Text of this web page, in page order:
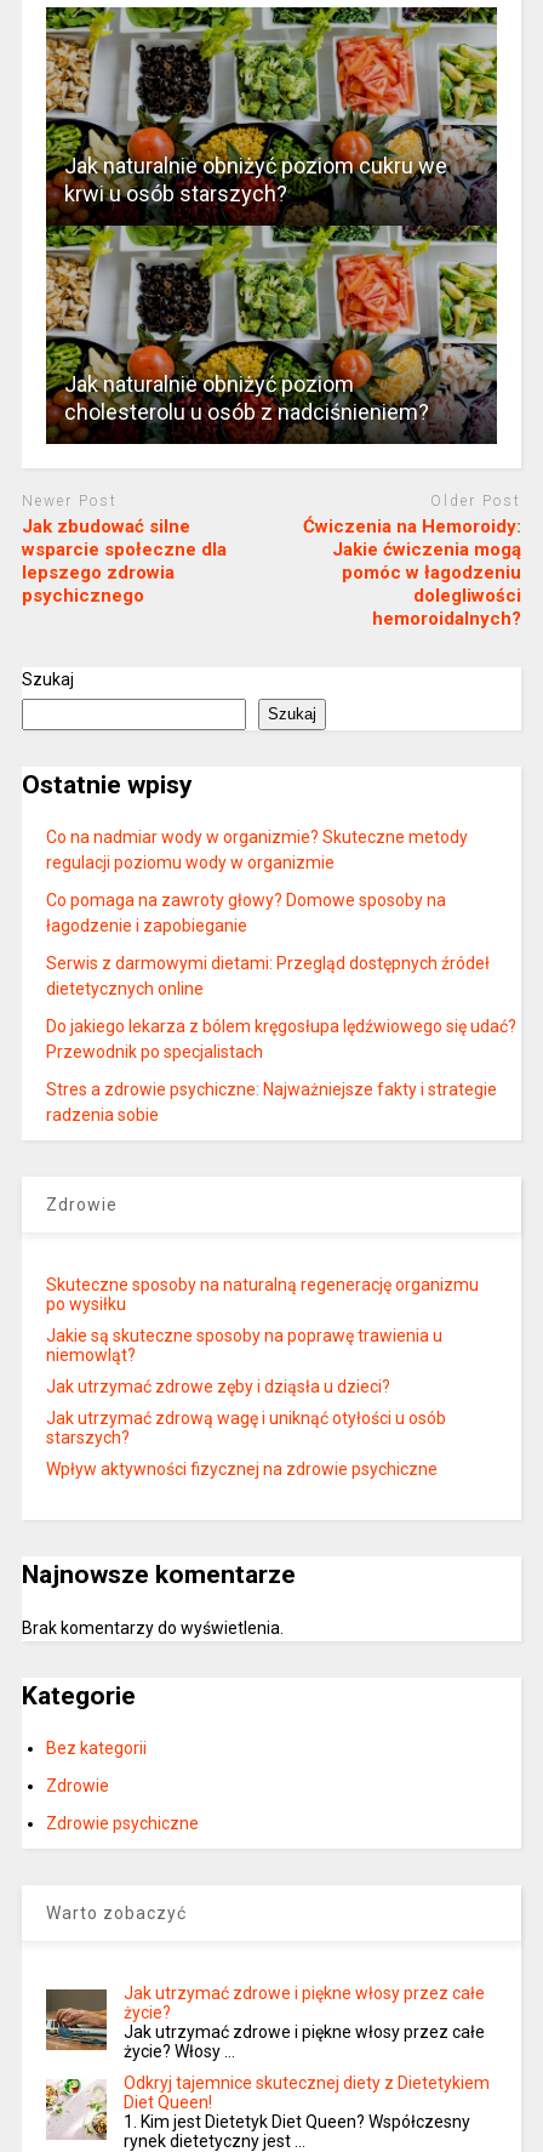
Jak naturalnie obniżyć poziom cukru we
krwi u osób starszych?
Jak naturalnie obniżyć poziom
cholesterolu u osób z nadciśnieniem?
Newer Post
Jak zbudować silne
wsparcie społeczne dla
lepszego zdrowia
psychicznego
Older Post
Ćwiczenia na Hemoroidy:
Jakie ćwiczenia mogą
pomóc w łagodzeniu
dolegliwości
hemoroidalnych?
Szukaj
Szukaj
Ostatnie wpisy
Co na nadmiar wody w organizmie? Skuteczne metody
regulacji poziomu wody w organizmie
Co pomaga na zawroty głowy? Domowe sposoby na
łagodzenie i zapobieganie
Serwis z darmowymi dietami: Przegląd dostępnych źródeł
dietetycznych online
Do jakiego lekarza z bólem kręgosłupa lędźwiowego się udać?
Przewodnik po specjalistach
Stres a zdrowie psychiczne: Najważniejsze fakty i strategie
radzenia sobie
Zdrowie
Skuteczne sposoby na naturalną regenerację organizmu
po wysiłku
Jakie są skuteczne sposoby na poprawę trawienia u
niemowląt?
Jak utrzymać zdrowe zęby i dziąsła u dzieci?
Jak utrzymać zdrową wagę i uniknąć otyłości u osób
starszych?
Wpływ aktywności fizycznej na zdrowie psychiczne
Najnowsze komentarze
Brak komentarzy do wyświetlenia.
Kategorie
Bez kategorii
Zdrowie
Zdrowie psychiczne
Warto zobaczyć
Jak utrzymać zdrowe i piękne włosy przez całe
życie?
Jak utrzymać zdrowe i piękne włosy przez całe
życie? Włosy …
Odkryj tajemnice skutecznej diety z Dietetykiem
Diet Queen!
1. Kim jest Dietetyk Diet Queen? Współczesny
rynek dietetyczny jest …